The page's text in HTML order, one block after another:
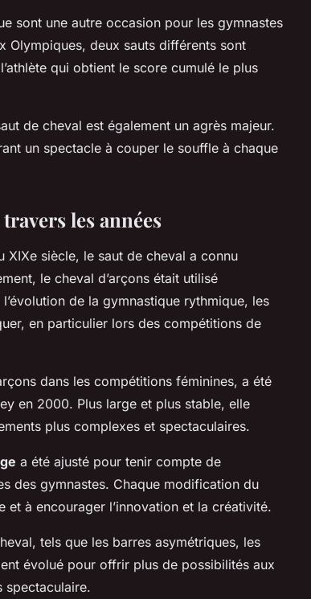
sont une autre occasion pour les gymnastes
Olympiques, deux sauts différents sont
qui obtient le score cumulé le plus
de cheval est également un agrès majeur.
un spectacle à couper le souffle à chaque
les années
siècle, le saut de cheval a connu
le cheval d’arçons était utilisé
de la gymnastique rythmique, les
en particulier lors des compétitions de
dans les compétitions féminines, a été
en 2000. Plus large et plus stable, elle
plus complexes et spectaculaires.
a été ajusté pour tenir compte de
des gymnastes. Chaque modification du
à encourager l’innovation et la créativité.
tels que les barres asymétriques, les
évolué pour offrir plus de possibilités aux
spectaculaire.